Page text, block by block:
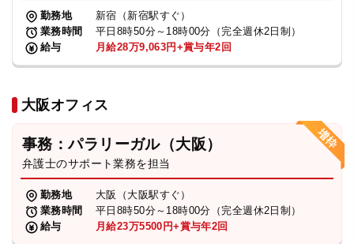
勤務地
新宿（新宿駅すぐ）
業務時間
平日8時50分～18時00分（完全週休2日制）
給与
月給28万9,063円+賞与年2回
大阪オフィス
事務：パラリーガル（大阪）
弁護士のサポート業務を担当
勤務地
大阪（大阪駅すぐ）
業務時間
平日8時50分～18時00分（完全週休2日制）
給与
月給23万5500円+賞与年2回